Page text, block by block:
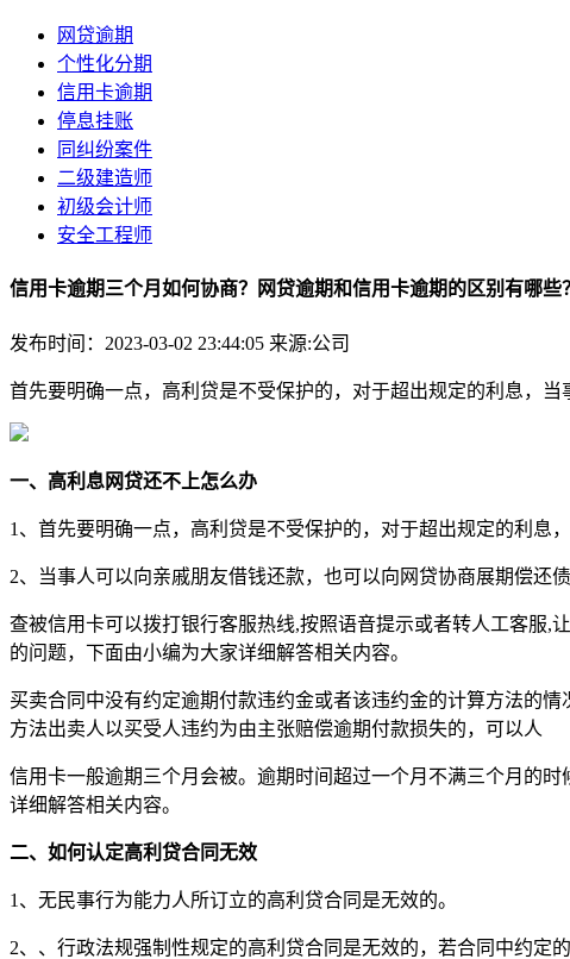
网贷逾期
个性化分期
信用卡逾期
停息挂账
同纠纷案件
二级建造师
初级会计师
安全工程师
信用卡逾期三个月如何协商？网贷逾期和信用卡逾期的区别有哪些？
发布时间：2023-03-02 23:44:05 来源:公司
首先要明确一点，高利贷是不受保护的，对于超出规定的利息，
一、高利息网贷还不上怎么办
1、首先要明确一点，高利贷是不受保护的，对于超出规定的利息
2、当事人可以向亲戚朋友借钱还款，也可以向网贷协商展期偿还债
查被信用卡可以拨打银行客服热线,按照语音提示或者转人工客服,
的问题，下面由小编为大家详细解答相关内容。
买卖合同中没有约定逾期付款违约金或者该违约金的计算方法的
方法出卖人以买受人违约为由主张赔偿逾期付款损失的，可以人
信用卡一般逾期三个月会被。逾期时间超过一个月不满三个月的
详细解答相关内容。
二、如何认定高利贷合同无效
1、无民事行为能力人所订立的高利贷合同是无效的。
2、、行政法规强制性规定的高利贷合同是无效的，若合同中约定